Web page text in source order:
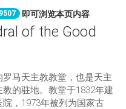
即可浏览本页内容
of the Good
马天主教教堂，也是天主
的驻地。教堂于1832年建
，1973年被列为国家古